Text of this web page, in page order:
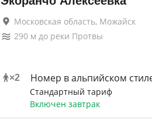
Московская область, Можайск
290м до реки Протвы
×2 Номер в альпийском
Стандартный тариф
Включен завтрак